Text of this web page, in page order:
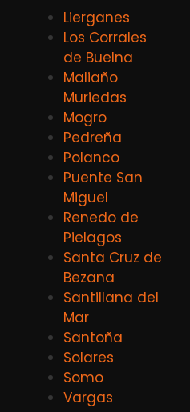
Lierganes
Los Corrales
de Buelna
Maliaño
Muriedas
Mogro
Pedreña
Polanco
Puente San
Miguel
Renedo de
Pielagos
Santa Cruz de
Bezana
Santillana del
Mar
Santoña
Solares
Somo
Vargas